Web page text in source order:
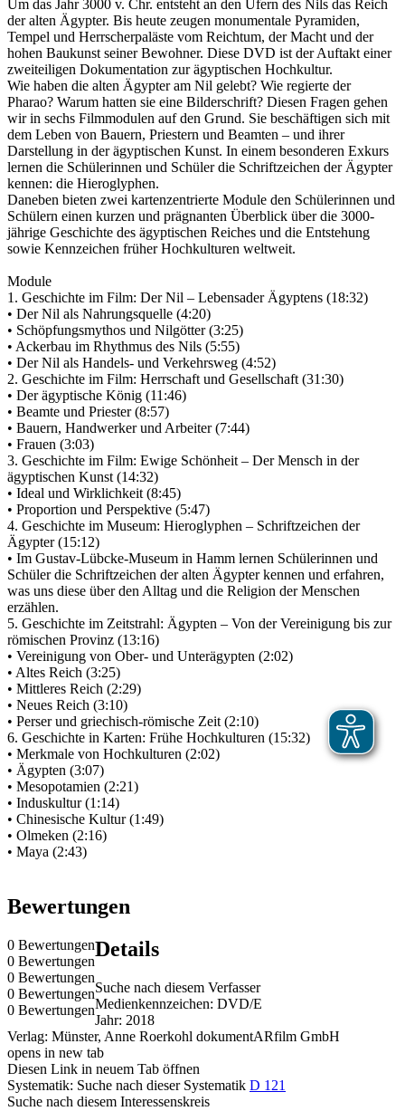
Um das Jahr 3000 v. Chr. entsteht an den Ufern des Nils das Reich
der alten Ägypter. Bis heute zeugen monumentale Pyramiden,
Tempel und Herrscherpaläste vom Reichtum, der Macht und der
hohen Baukunst seiner Bewohner. Diese DVD ist der Auftakt einer
zweiteiligen Dokumentation zur ägyptischen Hochkultur.
Wie haben die alten Ägypter am Nil gelebt? Wie regierte der
Pharao? Warum hatten sie eine Bilderschrift? Diesen Fragen gehen
wir in sechs Filmmodulen auf den Grund. Sie beschäftigen sich mit
dem Leben von Bauern, Priestern und Beamten – und ihrer
Darstellung in der ägyptischen Kunst. In einem besonderen Exkurs
lernen die Schülerinnen und Schüler die Schriftzeichen der Ägypter
kennen: die Hieroglyphen.
Daneben bieten zwei kartenzentrierte Module den Schülerinnen und
Schülern einen kurzen und prägnanten Überblick über die 3000-
jährige Geschichte des ägyptischen Reiches und die Entstehung
sowie Kennzeichen früher Hochkulturen weltweit.
Module
1. Geschichte im Film: Der Nil – Lebensader Ägyptens (18:32)
• Der Nil als Nahrungsquelle (4:20)
• Schöpfungsmythos und Nilgötter (3:25)
• Ackerbau im Rhythmus des Nils (5:55)
• Der Nil als Handels- und Verkehrsweg (4:52)
2. Geschichte im Film: Herrschaft und Gesellschaft (31:30)
• Der ägyptische König (11:46)
• Beamte und Priester (8:57)
• Bauern, Handwerker und Arbeiter (7:44)
• Frauen (3:03)
3. Geschichte im Film: Ewige Schönheit – Der Mensch in der
ägyptischen Kunst (14:32)
• Ideal und Wirklichkeit (8:45)
• Proportion und Perspektive (5:47)
4. Geschichte im Museum: Hieroglyphen – Schriftzeichen der
Ägypter (15:12)
• Im Gustav-Lübcke-Museum in Hamm lernen Schülerinnen und
Schüler die Schriftzeichen der alten Ägypter kennen und erfahren,
was uns diese über den Alltag und die Religion der Menschen
erzählen.
5. Geschichte im Zeitstrahl: Ägypten – Von der Vereinigung bis zur
römischen Provinz (13:16)
• Vereinigung von Ober- und Unterägypten (2:02)
• Altes Reich (3:25)
• Mittleres Reich (2:29)
• Neues Reich (3:10)
• Perser und griechisch-römische Zeit (2:10)
6. Geschichte in Karten: Frühe Hochkulturen (15:32)
• Merkmale von Hochkulturen (2:02)
• Ägypten (3:07)
• Mesopotamien (2:21)
• Induskultur (1:14)
• Chinesische Kultur (1:49)
• Olmeken (2:16)
• Maya (2:43)
Bewertungen
0 Bewertungen
0 Bewertungen
0 Bewertungen
0 Bewertungen
0 Bewertungen
Details
Suche nach diesem Verfasser
Medienkennzeichen: DVD/E
Jahr: 2018
Verlag: Münster, Anne Roerkohl dokumentARfilm GmbH
opens in new tab
Diesen Link in neuem Tab öffnen
Systematik: Suche nach dieser Systematik D 121
Suche nach diesem Interessenskreis